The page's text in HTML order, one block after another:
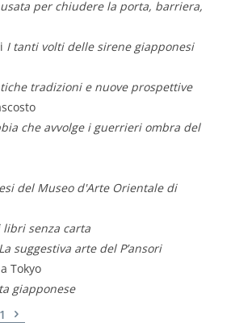
per chiudere la porta, barriera,
I tanti volti delle sirene giapponesi
tradizioni e nuove prospettive
che avvolge i guerrieri ombra del
del Museo d'Arte Orientale di
libri senza carta
La suggestiva arte del P’ansori
Tokyo
giapponese